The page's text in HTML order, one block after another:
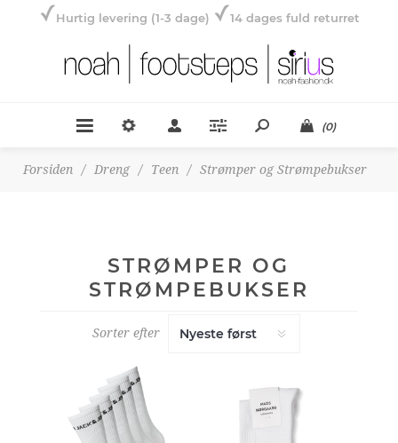
Hurtig levering (1-3 dage) 14 dages fuld returret
(0)
Forsiden / Dreng / Teen / Strømper og Strømpebukser
STRØMPER OG
STRØMPEBUKSER
Sorter efter